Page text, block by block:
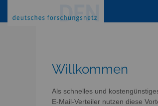
Willkommen
Als schnelles und
E-Mail-Verteiler nutzen diese